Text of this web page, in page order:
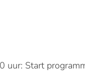
Start